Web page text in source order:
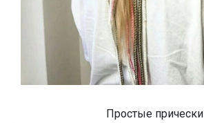
Простые прически